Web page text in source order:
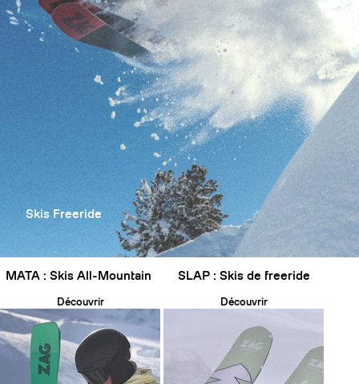
Skis Freeride
MATA : Skis All-Mountain
Découvrir
SLAP : Skis de freeride
Découvrir